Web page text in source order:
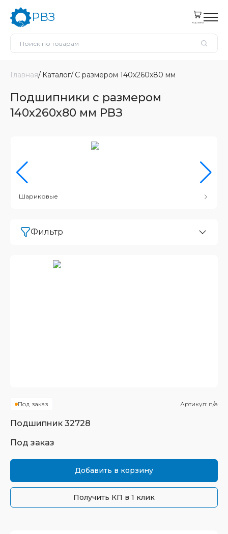
РВЗ корзина
Главная Каталог С размером 140x260x80 мм
Подшипники с размером
140x260x80 мм РВЗ
Шариковые
Фильтр
Под заказ Артикул: n/a
Подшипник 32728
Под заказ
Добавить в корзину
Получить КП в 1 клик